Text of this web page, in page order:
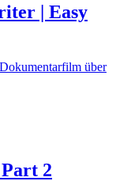
| Easy
über
2